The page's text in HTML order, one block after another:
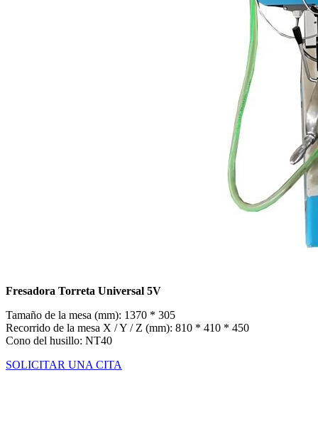
Fresadora Torreta Universal 5V
Tamaño de la mesa (mm): 1370 * 305
Recorrido de la mesa X / Y / Z (mm): 810 * 410 * 450
Cono del husillo: NT40
SOLICITAR UNA CITA